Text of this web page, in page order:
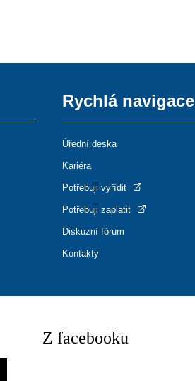
Rychlá navigace
Úřední deska
Kariéra
Potřebuji vyřídit
Potřebuji zaplatit
Diskuzní fórum
Kontakty
Z facebooku